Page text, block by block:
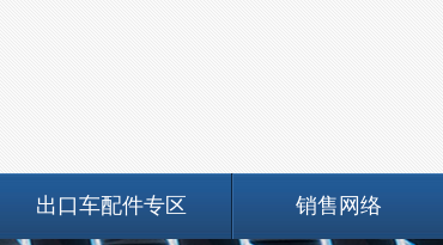
出口车配件专区 销售网络